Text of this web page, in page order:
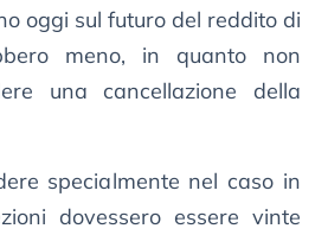
oggi sul futuro del reddito di
meno, in quanto non
una cancellazione della
specialmente nel caso in
dovessero essere vinte